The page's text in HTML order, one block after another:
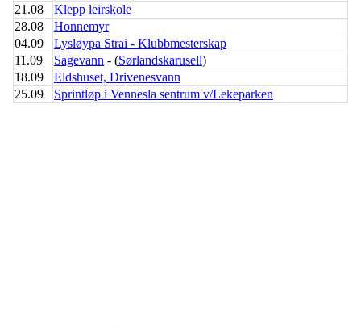
21.08
Klepp leirskole
28.08
Honnemyr
04.09
Lysløypa Strai - Klubbmesterskap
11.09
Sagevann - (Sørlandskarusell)
18.09
Eldshuset, Drivenesvann
25.09
Sprintløp i Vennesla sentrum v/Lekeparken